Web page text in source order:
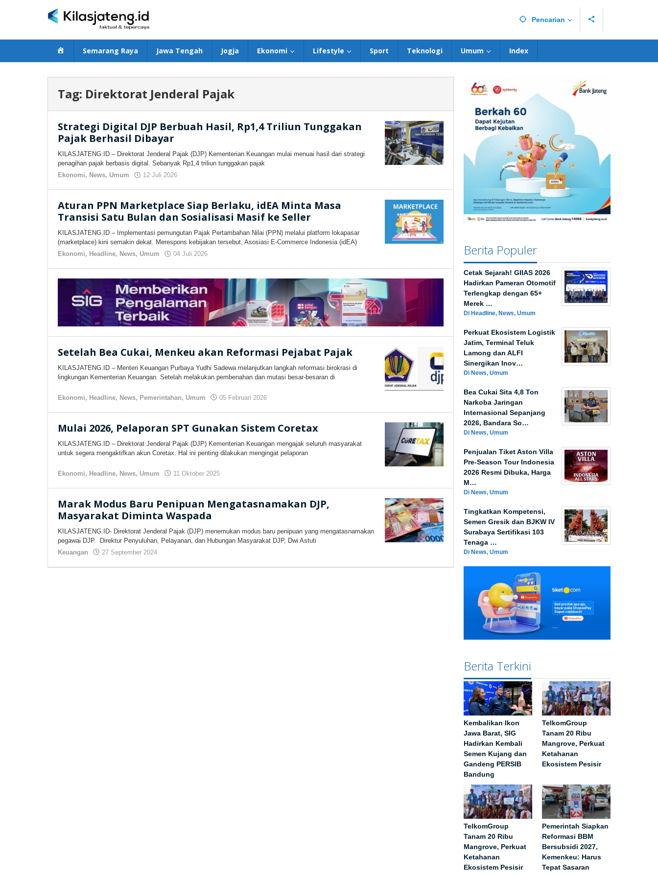
Pencarian
BerandaSemarang Raya Jawa Tengah Jogja Ekonomi Lifestyle Sport Teknologi Umum Index
Tag: Direktorat Jenderal Pajak
Strategi Digital DJP Berbuah Hasil, Rp1,4 Triliun Tunggakan
Pajak Berhasil Dibayar
KILASJATENG.ID – Direktorat Jenderal Pajak (DJP) Kementerian Keuangan mulai menuai hasil dari strategi
penagihan pajak berbasis digital. Sebanyak Rp1,4 triliun tunggakan pajak
Ekonomi, News, Umum 12 Juli 2026
Aturan PPN Marketplace Siap Berlaku, idEA Minta Masa
Transisi Satu Bulan dan Sosialisasi Masif ke Seller
KILASJATENG.ID – Implementasi pemungutan Pajak Pertambahan Nilai (PPN) melalui platform lokapasar
(marketplace) kini semakin dekat. Merespons kebijakan tersebut, Asosiasi E-Commerce Indonesia (idEA)
Ekonomi, Headline, News, Umum 04 Juli 2026
Setelah Bea Cukai, Menkeu akan Reformasi Pejabat Pajak
KILASJATENG.ID – Menteri Keuangan Purbaya Yudhi Sadewa melanjutkan langkah reformasi birokrasi di
lingkungan Kementerian Keuangan. Setelah melakukan pembenahan dan mutasi besar-besaran di
Ekonomi, Headline, News, Pemerintahan, Umum 05 Februari 2026
Mulai 2026, Pelaporan SPT Gunakan Sistem Coretax
KILASJATENG.ID – Direktorat Jenderal Pajak (DJP) Kementerian Keuangan mengajak seluruh masyarakat
untuk segera mengaktifkan akun Coretax. Hal ini penting dilakukan mengingat pelaporan
Ekonomi, Headline, News, Umum 11 Oktober 2025
Marak Modus Baru Penipuan Mengatasnamakan DJP,
Masyarakat Diminta Waspada
KILASJATENG.ID- Direktorat Jenderal Pajak (DJP) menemukan modus baru penipuan yang mengatasnamakan
pegawai DJP. Direktur Penyuluhan, Pelayanan, dan Hubungan Masyarakat DJP, Dwi Astuti
Keuangan
27 September 2024
Berita Populer
Cetak Sejarah! GIIAS 2026
Hadirkan Pameran Otomotif
Terlengkap dengan 65+
Merek …
Di Headline, News, Umum
Perkuat Ekosistem Logistik
Jatim, Terminal Teluk
Lamong dan ALFI
Sinergikan Inov…
Di News, Umum
Bea Cukai Sita 4,8 Ton
Narkoba Jaringan
Internasional Sepanjang
2026, Bandara So…
Di News, Umum
Penjualan Tiket Aston Villa
Pre-Season Tour Indonesia
2026 Resmi Dibuka, Harga
M…
Di News, Umum
Tingkatkan Kompetensi,
Semen Gresik dan BJKW IV
Surabaya Sertifikasi 103
Tenaga …
Di News, Umum
Berita Terkini
Kembalikan Ikon
Jawa Barat, SIG
Hadirkan Kembali
Semen Kujang dan
Gandeng PERSIB
Bandung
TelkomGroup
Tanam 20 Ribu
Mangrove, Perkuat
Ketahanan
Ekosistem Pesisir
TelkomGroup
Tanam 20 Ribu
Mangrove, Perkuat
Ketahanan
Ekosistem Pesisir
Pemerintah Siapkan
Reformasi BBM
Bersubsidi 2027,
Kemenkeu: Harus
Tepat Sasaran